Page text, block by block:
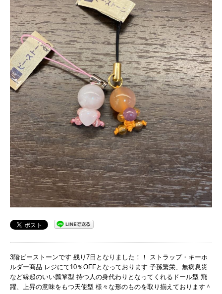
3階ビーストーンです 残り7日となりました！！ ストラップ・キーホ
ルダー商品 レジにて10％OFFとなっております 子孫繁栄、無病息災
など縁起のいい瓢箪型 持つ人の身代わりとなってくれるドール型 飛
躍、上昇の意味をもつ天使型 様々な形のものを取り揃えております＾